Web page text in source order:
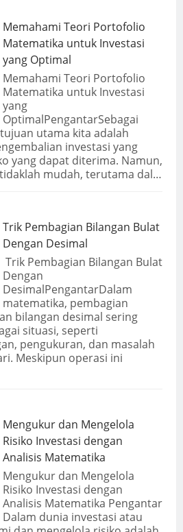
Memahami Teori Portofolio
Matematika untuk Investasi
yang Optimal
Memahami Teori Portofolio
Matematika untuk Investasi
yang
OptimalPengantarSebagai
utama kita adalah
investasi yang
yang dapat diterima. Namun,
mudah, terutama dal…
Trik Pembagian Bilangan Bulat
Dengan Desimal
Trik Pembagian Bilangan Bulat
Dengan
DesimalPengantarDalam
matematika, pembagian
bilangan desimal sering
situasi, seperti
pengukuran, dan masalah
Meskipun operasi ini
Mengukur dan Mengelola
Risiko Investasi dengan
Analisis Matematika
Mengukur dan Mengelola
Risiko Investasi dengan
Analisis Matematika Pengantar
Dalam dunia investasi atau